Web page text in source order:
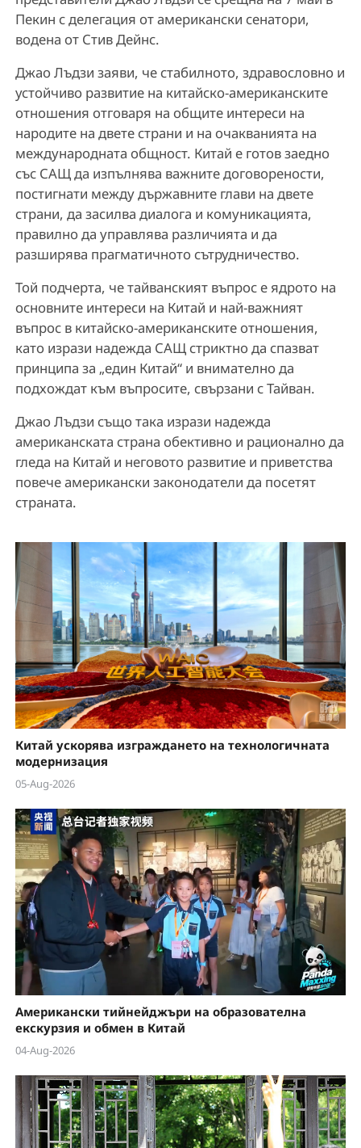
Пекин с делегация от американски сенатори,
водена от Стив Дейнс.
Джао Лъдзи заяви, че стабилното, здравословно и
устойчиво развитие на китайско-американските
отношения отговаря на общите интереси на
народите на двете страни и на очакванията на
международната общност. Китай е готов заедно
със САЩ да изпълнява важните договорености,
постигнати между държавните глави на двете
страни, да засилва диалога и комуникацията,
правилно да управлява различията и да
разширява прагматичното сътрудничество.
Той подчерта, че тайванският въпрос е ядрото на
основните интереси на Китай и най-важният
въпрос в китайско-американските отношения,
като изрази надежда САЩ стриктно да спазват
принципа за „един Китай“ и внимателно да
подхождат към въпросите, свързани с Тайван.
Джао Лъдзи също така изрази надежда
американската страна обективно и рационално да
гледа на Китай и неговото развитие и приветства
повече американски законодатели да посетят
страната.
Китай ускорява изграждането на технологичната
модернизация
05-Aug-2026
Американски тийнейджъри на образователна
екскурзия и обмен в Китай
04-Aug-2026